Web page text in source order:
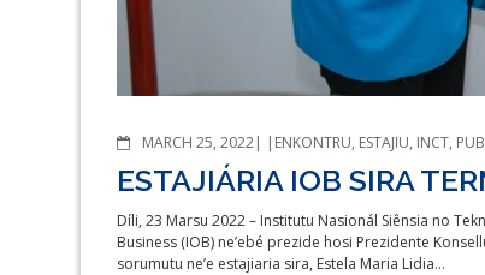
MARCH 25, 2022 COMMENTS
ENKONTRU, ESTAJIU, INCT,
ESTAJIÁRIA IOB SIRA
Díli, 23 Marsu 2022 – Institutu Nasionál Siênsia no
Business (IOB) ne’ebé prezide hosi Prezidente
sorumutu ne’e estajiaria sira, Estela Maria Lidia…